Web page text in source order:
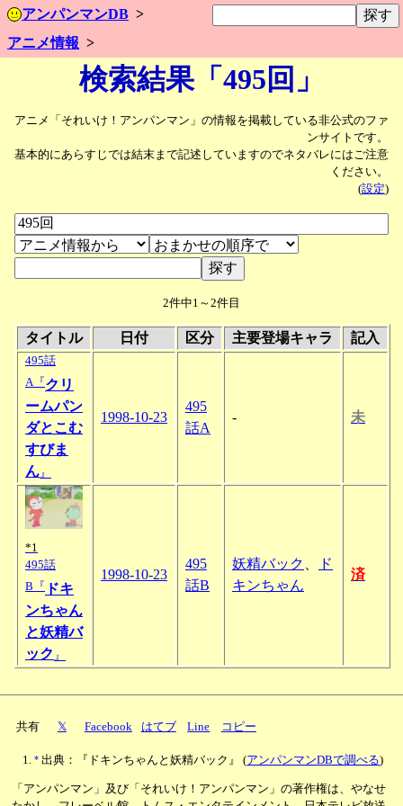
アンパンマンDB
アニメ情報
検索結果「495回」
アニメ「それいけ！アンパンマン」の情報を掲載している非公式のファ
ンサイトです。
基本的にあらすじでは結末まで記述していますのでネタバレにはご注意
ください。
(設定)
2件中1～2件目
タイトル 日付 区分 主要登場キャラ 記入
495話
A『クリ
ームパン
ダとこむ
すびま
ん 』
1998-10-23
495
話A
- 未
*1
495話
B『 ドキ
ンちゃん
と妖精バ
ック 』
1998-10-23
495
話B
妖精バック
ド
キンちゃん
済
共有 𝕏 Facebook はてブ Line コピー
* 出典：『ドキンちゃんと妖精バック』(アンパンマンDBで調べる)
「アンパンマン」及び「それいけ！アンパンマン」の著作権は、やなせ